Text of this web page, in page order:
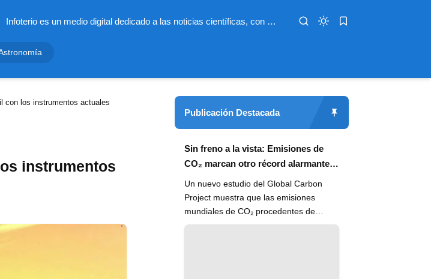
Infoterio es un medio digital dedicado a las noticias científicas, con artículos extensos y bien documentados sobre salud, medioambiente, tecnología, espacio, psicología, evolución y más. Nuestro objetivo es hacer accesible el conocimiento científico a lectores de habla hispana en todo el mundo, con información actualizada, fuentes confiables y explicaciones claras que conectan la ciencia con la vida cotidiana.
con los instrumentos actuales
instrumentos
Publicación Destacada
Sin freno a la vista: Emisiones de
CO₂ marcan otro récord alarmante
en 2024
Un nuevo estudio del Global Carbon
Project muestra que las emisiones
mundiales de CO₂ procedentes de
combustibles fósiles han alcanzado un